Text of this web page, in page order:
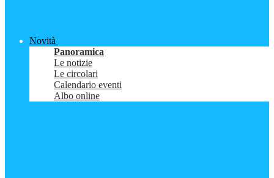
Novità
Panoramica
Le notizie
Le circolari
Calendario eventi
Albo online